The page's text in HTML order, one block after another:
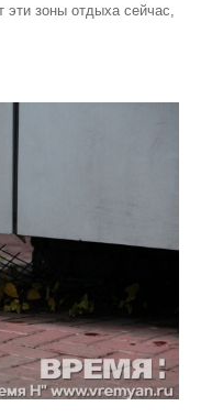
эти зоны отдыха сейчас,